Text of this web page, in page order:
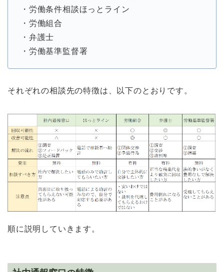
・労働条件相談ほっとライン
・労働組合
・弁護士
・労働基準監督署
それぞれの相談先の特徴は、以下のとおりです。
順に説明していきます。